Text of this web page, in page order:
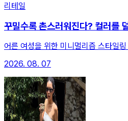
리테일
꾸밀수록 촌스러워진다? 컬러를
어른 여성을 위한 미니멀리즘 스타일
2026. 08. 07